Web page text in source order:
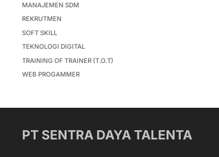
MANAJEMEN SDM
REKRUTMEN
SOFT SKILL
TEKNOLOGI DIGITAL
TRAINING OF TRAINER (T.O.T)
WEB PROGAMMER
PT SENTRA DAYA TALENTA